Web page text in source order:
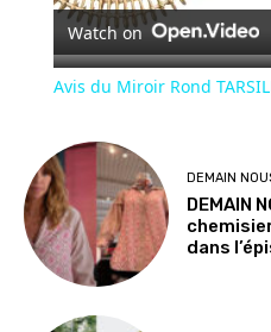
Watch on
Avis du Miroir Rond
DEMAIN
DEMAIN
dans